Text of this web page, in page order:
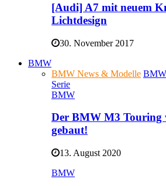
[Audi] A7 mit neuem
Lichtdesign
30. November 2017
BMW
BMW News & Modelle
Serie
BMW
Der BMW M3 Touring
gebaut!
13. August 2020
BMW